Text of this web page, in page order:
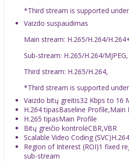
*Third stream is supported
Vaizdo suspaudimas
Main stream: H.265/H.264/
Sub-stream: H.265/H.264/MJPEG,
Third stream: H.265/H.264,
*Third stream is supported
Vaizdo bitų greitis32 Kbps to 16
H.264 tipasBaseline Profile,Main
H.265 tipasMain Profile
Bitų greičio kontrolėCBR,VBR
Scalable Video Coding (SVC)
Region of Interest (ROI)1 fixed
sub-stream